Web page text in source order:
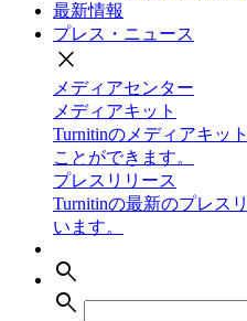
最新情報
プレス・ニュース
close
メディアセンター
メディアキット
Turnitinのメディアキッ
ことができます。
プレスリリース
Turnitinの最新のプレス
います。
search
search